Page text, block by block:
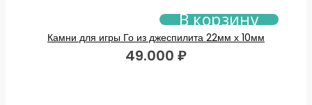
В корзину
Камни для игры Го из джеспилита 22мм х 10мм
49.000 ₽